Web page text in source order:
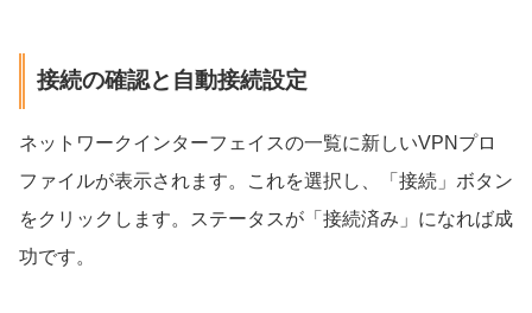
接続の確認と自動接続設定
ネットワークインターフェイスの一覧に新しいVPNプロ
ファイルが表示されます。これを選択し、「接続」ボタン
をクリックします。ステータスが「接続済み」になれば成
功です。